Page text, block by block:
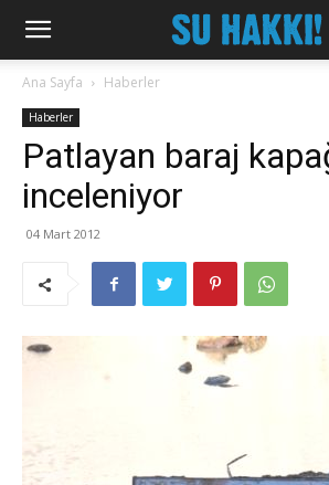
Ana Sayfa Haberler
Haberler
Patlayan baraj
inceleniyor
04 Mart 2012